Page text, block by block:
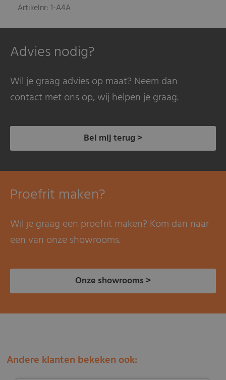
Artikelnr: 1-A4A
Advies nodig?
Wil je graag advies op maat? Neem dan
contact met ons op, wij helpen je graag.
Bel mij terug >
Proefrit maken?
Wil je graag een proefrit maken? Kom dan naar
een van onze showrooms.
Onze showrooms >
Andere klanten bekeken ook: